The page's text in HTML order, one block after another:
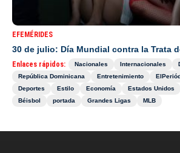
EFEMÉRIDES
30 de julio: Día Mundial contra la Trata
Enlaces rápidos: Nacionales Internacionales
República Dominicana
Entretenimiento
Deportes
Estilo Economía Estados Unidos
Béisbol
portada Grandes Ligas MLB